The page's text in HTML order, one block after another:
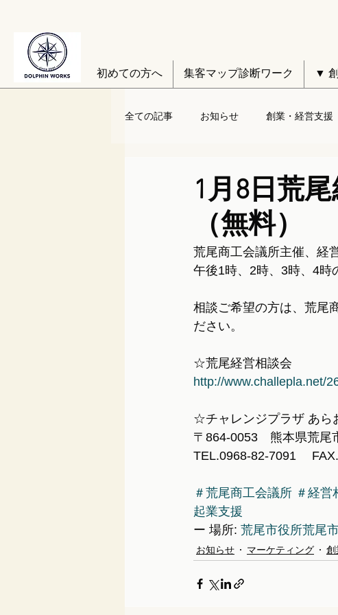
初めての方へ 集客マップ診断ワーク ▼
全ての記事 お知らせ 創業・経営支援
1月8日荒
（無料）
荒尾商工会議所主催、経
午後1時、2時、3時、4時
相談ご希望の方は、荒尾
ださい。
☆荒尾経営相談会
http://www.challepla.net/
☆チャレンジプラザ あら
〒864-0053　熊本県荒尾
TEL.0968-82-7091 　
＃荒尾商工会議所 ＃経営
起業支援
ー 場所: 荒尾市役所荒尾
お知らせ マーケティング 創